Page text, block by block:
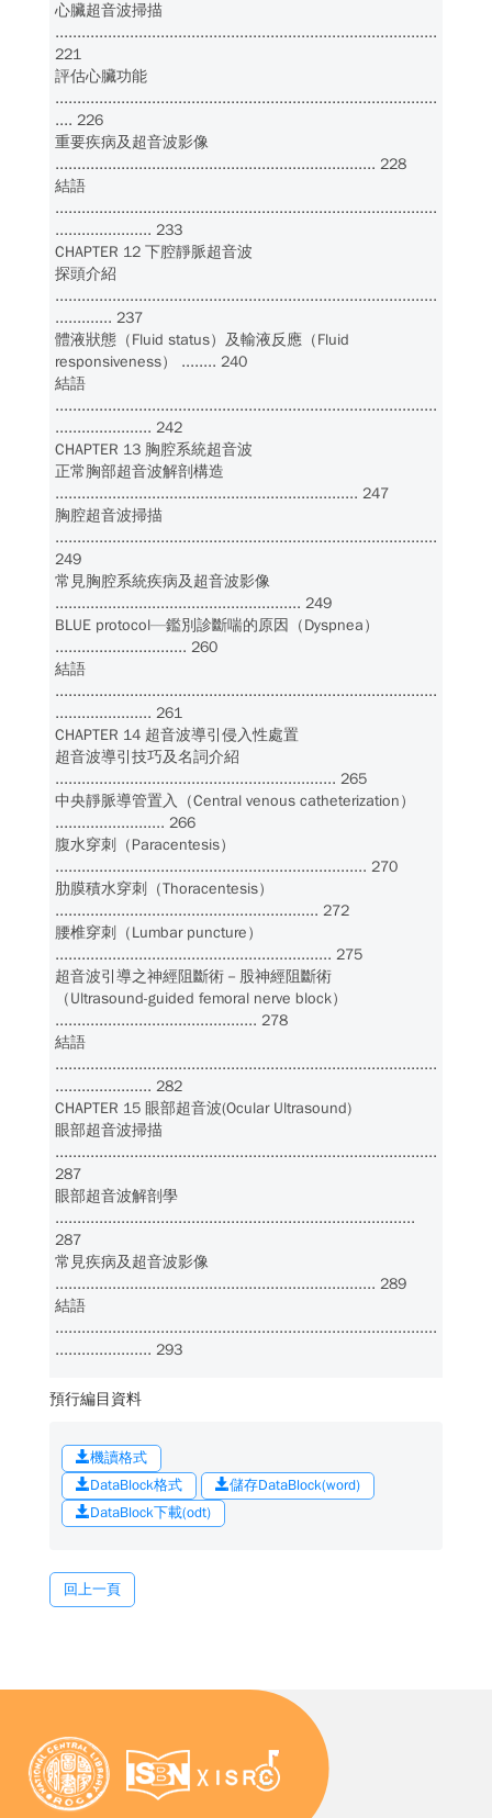
心臟超音波掃描
.......................................................................................
221
評估心臟功能
.......................................................................................
.... 226
重要疾病及超音波影像
......................................................................... 228
結語
.......................................................................................
...................... 233
CHAPTER 12 下腔靜脈超音波
探頭介紹
.......................................................................................
............. 237
體液狀態（Fluid status）及輸液反應（Fluid
responsiveness） ........ 240
結語
.......................................................................................
...................... 242
CHAPTER 13 胸腔系統超音波
正常胸部超音波解剖構造
..................................................................... 247
胸腔超音波掃描
.......................................................................................
249
常見胸腔系統疾病及超音波影像
........................................................ 249
BLUE protocol—鑑別診斷喘的原因（Dyspnea）
.............................. 260
結語
.......................................................................................
...................... 261
CHAPTER 14 超音波導引侵入性處置
超音波導引技巧及名詞介紹
................................................................ 265
中央靜脈導管置入（Central venous catheterization）
......................... 266
腹水穿刺（Paracentesis）
....................................................................... 270
肋膜積水穿刺（Thoracentesis）
............................................................ 272
腰椎穿刺（Lumbar puncture）
............................................................... 275
超音波引導之神經阻斷術－股神經阻斷術
（Ultrasound-guided femoral nerve block）
.............................................. 278
結語
.......................................................................................
...................... 282
CHAPTER 15 眼部超音波(Ocular Ultrasound)
眼部超音波掃描
.......................................................................................
287
眼部超音波解剖學
..................................................................................
287
常見疾病及超音波影像
......................................................................... 289
結語
.......................................................................................
...................... 293
預行編目資料
機讀格式
DataBlock格式
儲存DataBlock(word)
DataBlock下載(odt)
回上一頁